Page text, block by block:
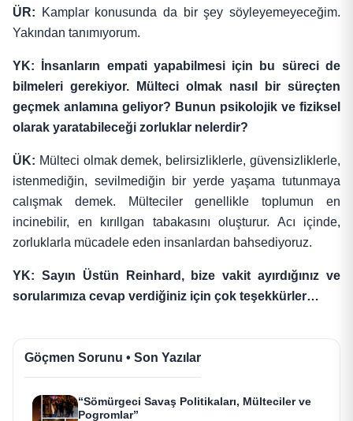
ÜR:
Kamplar konusunda da bir şey söyleyemeyeceğim.
Yakından tanımıyorum.
YK: İnsanların empati yapabilmesi için bu süreci de
bilmeleri gerekiyor. Mülteci olmak nasıl bir süreçten
geçmek anlamına geliyor? Bunun psikolojik ve fiziksel
olarak yaratabileceği zorluklar nelerdir?
ÜK: Mülteci olmak demek, belirsizliklerle, güvensizliklerle,
istenmediğin, sevilmediğin bir yerde yaşama tutunmaya
calışmak demek. Mülteciler genellikle toplumun en
incinebilir, en kırıllgan tabakasını oluşturur. Acı içinde,
zorluklarla mücadele eden insanlardan bahsediyoruz.
YK: Sayın Üstün Reinhard, bize vakit ayırdığınız ve
sorularımıza cevap verdiğiniz için çok teşekkürler…
Göçmen Sorunu • Son Yazılar
“Sömürgeci Savaş Politikaları, Mülteciler ve
Pogromlar”